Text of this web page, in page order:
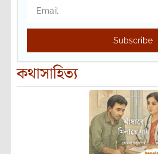
Subscribe
কথাসাহিত্য